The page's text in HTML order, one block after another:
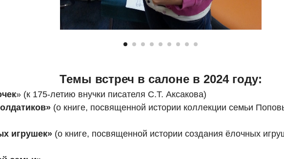
Темы встреч в салоне в 2024 году:
» (к 175-летию внучки писателя С.Т. Аксакова)
(о книге, посвященной истории коллекции семьи
игрушек» (о книге, посвященной истории создания ёлочных